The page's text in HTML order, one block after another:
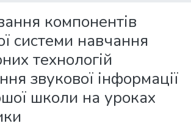
компонентів
системи навчання
технологій
звукової інформації
школи на уроках